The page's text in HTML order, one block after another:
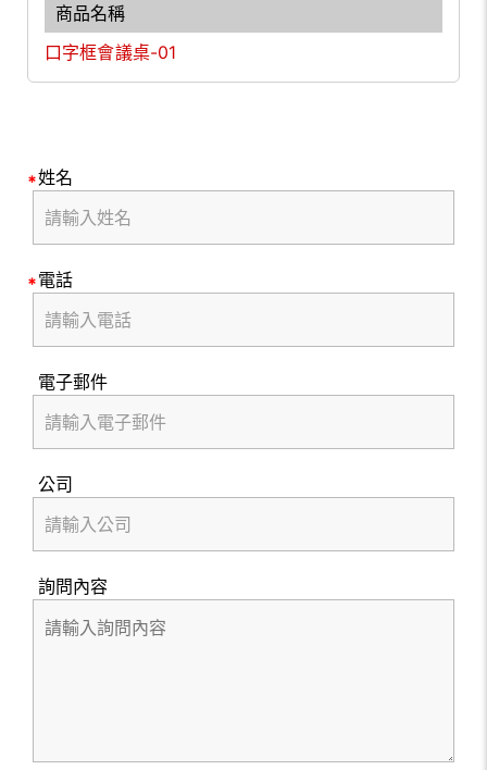
口字框會議桌-01
姓名
電話
電子郵件
公司
詢問內容